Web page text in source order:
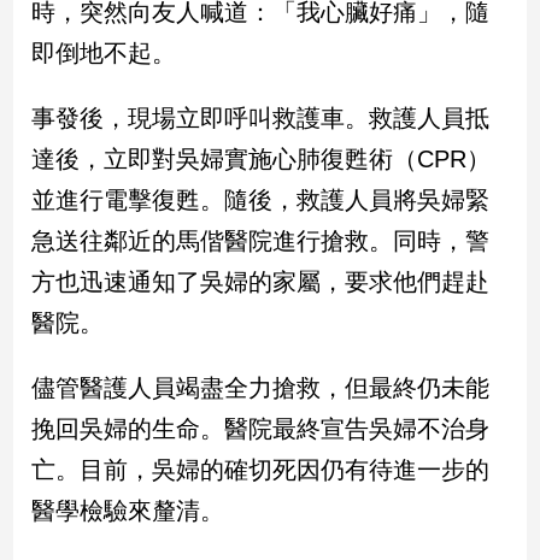
品
觀
民
調
國
會
點
觀
兩
岸/
國
際
時，突然向友人喊道：「我心臟好痛」，隨
即倒地不起。
事發後，現場立即呼叫救護車。救護人員抵
達後，立即對吳婦實施心肺復甦術（CPR）
並進行電擊復甦。隨後，救護人員將吳婦緊
急送往鄰近的馬偕醫院進行搶救。同時，警
方也迅速通知了吳婦的家屬，要求他們趕赴
醫院。
儘管醫護人員竭盡全力搶救，但最終仍未能
挽回吳婦的生命。醫院最終宣告吳婦不治身
亡。目前，吳婦的確切死因仍有待進一步的
醫學檢驗來釐清。